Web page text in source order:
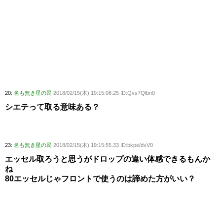
20: 名も無き星の民 2018/02/15(木) 19:15:08.25 ID:Qvs7Qlbn0
シエテって取る意味ある？
23: 名も無き星の民 2018/02/15(木) 19:15:55.33 ID:bkpe/dvV0
エッセル取ろうと思うがドロップの違い体感できるもんか
ね
80エッセルじゃフロントで使うのは諦めた方がいい？